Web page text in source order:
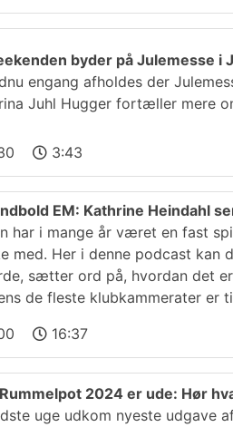
byder på Julemesse i
engang afholdes der
Juhl Hugger fortæller mere
3:43
EM: Kathrine Heindahl
har i mange år været en fast
med. Her i denne podcast kan
sætter ord på, hvordan det
de fleste klubkammerater er
16:37
2024 er ude: Hør
uge udkom nyeste udgave